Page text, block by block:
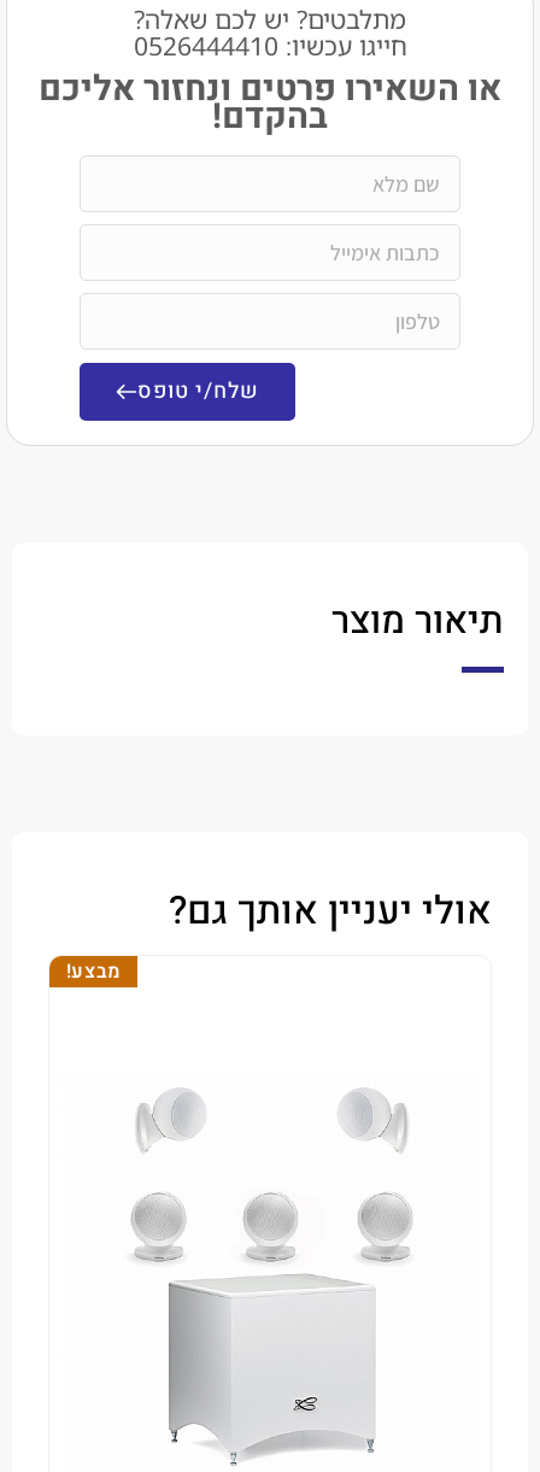
מתלבטים? יש לכם שאלה?
חייגו עכשיו: 0526444410​
פרטים ונחזור אליכם
בהקדם!
שלח/י טופס
מוצר
יעניין אותך גם?